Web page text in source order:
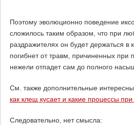
Поэтому эволюционно поведение
сложилось таким образом, что при
раздражителях он будет держаться в
погибнет от травм, причиненных при
нежели отпадет сам до полного
См. также дополнительные
как клещ кусает и какие процессы
Следовательно, нет смысла: